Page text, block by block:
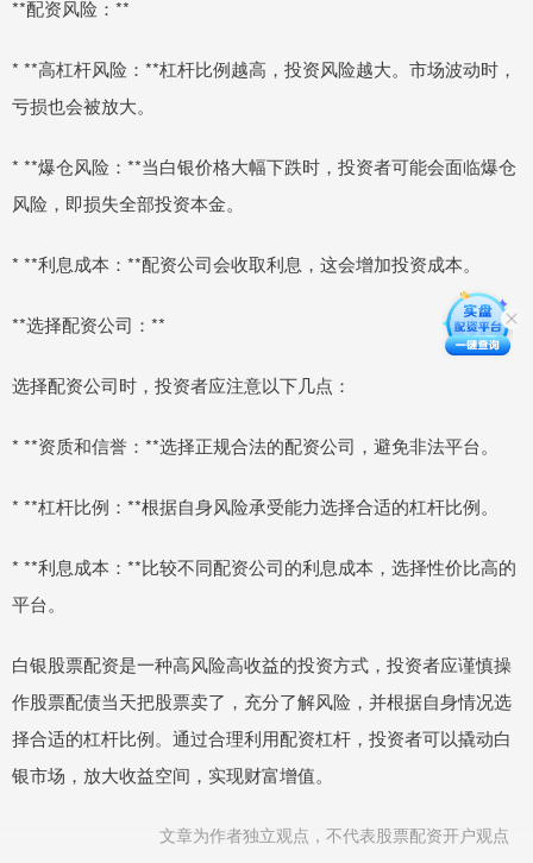
**配资风险：**
* **高杠杆风险：**杠杆比例越高，投资风险越大。市场波动时，
亏损也会被放大。
* **爆仓风险：**当白银价格大幅下跌时，投资者可能会面临爆仓
风险，即损失全部投资本金。
* **利息成本：**配资公司会收取利息，这会增加投资成本。
**选择配资公司：**
选择配资公司时，投资者应注意以下几点：
* **资质和信誉：**选择正规合法的配资公司，避免非法平台。
* **杠杆比例：**根据自身风险承受能力选择合适的杠杆比例。
* **利息成本：**比较不同配资公司的利息成本，选择性价比高的
平台。
白银股票配资是一种高风险高收益的投资方式，投资者应谨慎操
作股票配债当天把股票卖了，充分了解风险，并根据自身情况选
择合适的杠杆比例。通过合理利用配资杠杆，投资者可以撬动白
银市场，放大收益空间，实现财富增值。
文章为作者独立观点，不代表股票配资开户观点